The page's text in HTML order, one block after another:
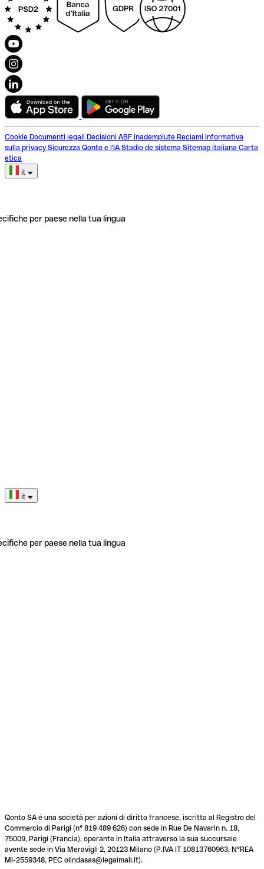
Cookie Documenti legali Decisioni ABF inadempiute Reclami Informativa
sulla privacy Sicurezza Qonto e l'IA Stadio de sistema Sitemap italiana Carta
etica
it
per paese nella tua lingua
it
per paese nella tua lingua
Qonto SA é una società per azioni di diritto francese, iscritta al Registro del
Commercio di Parigi (n° 819 489 626) con sede in Rue De Navarin n. 18,
75009, Parigi (Francia), operante in Italia attraverso la sua succursale
avente sede in Via Meravigli 2, 20123 Milano (P.IVA IT 10813760963, N°REA
MI-2559348, PEC olindasas@legalmail.it).